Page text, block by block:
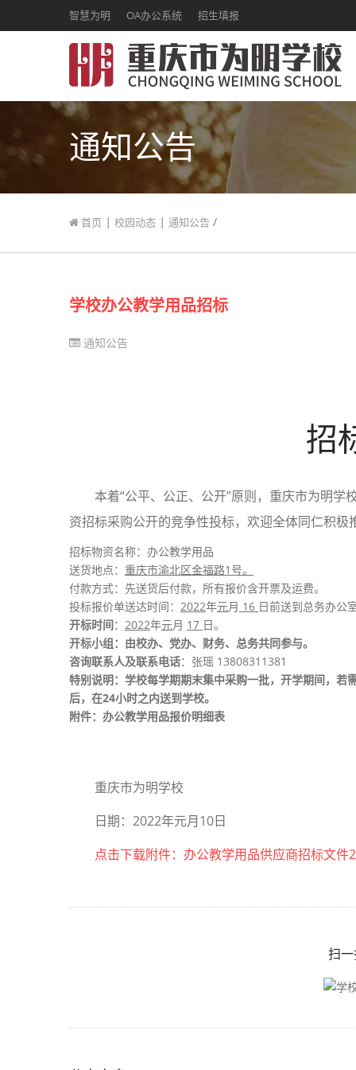
智慧为明 OA办公系统 招生填报
通知公告
首页 | 校园动态 | 通知公告 /
学校办公教学用品招标
通知公告
招
本着“公平、公正、公开”原则，重庆市为明
资招标采购公开的竞争性投标，欢迎全体同仁积极
招标物资名称：办公教学用品
送货地点： 重庆市渝北区金福路1号。
付款方式：先送货后付款，所有报价含开票及运费。
投标报价单送达时间： 2022年元月 16 日前送到总务办公
开标时间： 2022年元月 17 日。
开标小组：由校办、党办、财务、总务共同参与。
咨询联系人及联系电话：张瑶 13808311381
特别说明：学校每学期期末集中采购一批，开学期间，
后，在24小时之内送到学校。
附件：办公教学用品报价明细表
重庆市为明学校
日期：2022年元月10日
点击下载附件：办公教学用品供应商招标文件
扫